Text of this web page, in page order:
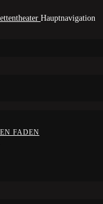
Hauptnavigation
FADEN